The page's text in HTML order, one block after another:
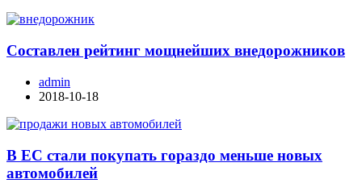
Составлен рейтинг мощнейших внедорожников
admin
2018-10-18
В ЕС стали покупать гораздо меньше новых
автомобилей